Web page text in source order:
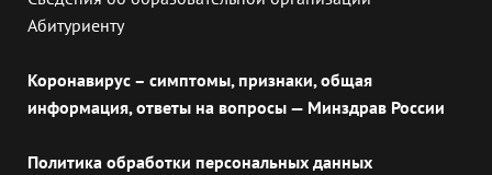
Абитуриенту
Коронавирус – симптомы, признаки, общая
информация, ответы на вопросы — Минздрав России
Политика обработки персональных данных